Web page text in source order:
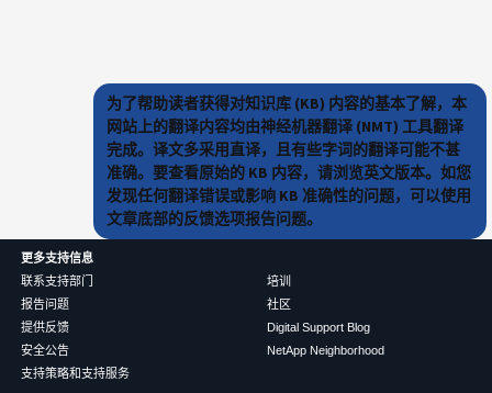
为了帮助读者获得对知识库 (KB) 内容的基本了解，本
网站上的翻译内容均由神经机器翻译 (NMT) 工具翻译
完成。译文多采用直译，且有些字词的翻译可能不甚
准确。要查看原始的 KB 内容，请浏览英文版本。如您
发现任何翻译错误或影响 KB 准确性的问题，可以使用
文章底部的反馈选项报告问题。
更多支持信息
联系支持部门
报告问题
提供反馈
安全公告
支持策略和支持服务
培训
社区
Digital Support Blog
NetApp Neighborhood